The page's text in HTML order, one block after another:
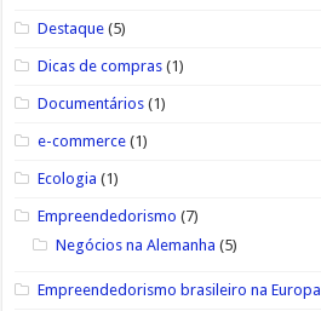
Destaque (5)
Dicas de compras (1)
Documentários (1)
e-commerce (1)
Ecologia (1)
Empreendedorismo (7)
Negócios na Alemanha (5)
Empreendedorismo brasileiro na Europa